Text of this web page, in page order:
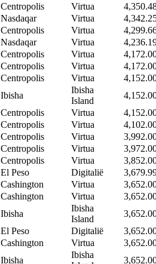
Centropolis Virtua
Nasdaqar Virtua
Centropolis Virtua
Nasdaqar Virtua
Centropolis Virtua
Centropolis Virtua
Centropolis Virtua
Ibisha
Ibisha
Island
Centropolis Virtua
Centropolis Virtua
Centropolis Virtua
Centropolis Virtua
Centropolis Virtua
El Peso Digitalië
Cashington Virtua
Cashington Virtua
Ibisha
Ibisha
Island
El Peso Digitalië
Cashington Virtua
Ibisha
Ibisha